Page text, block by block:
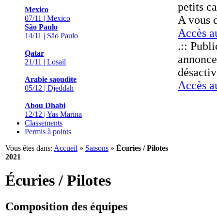
Mexico
07/11 | Mexico
São Paulo
14/11 | São Paulo
Qatar
21/11 | Losail
Arabie saoudite
05/12 | Djeddah
Abou Dhabi
12/12 | Yas Marina
Classements
Permis à points
Vous êtes dans: Accueil » Saisons » Écuries / Pilotes
2021
Écuries / Pilotes
Composition des équipes
petits
A vous
Accès
.::
annonce
Accès